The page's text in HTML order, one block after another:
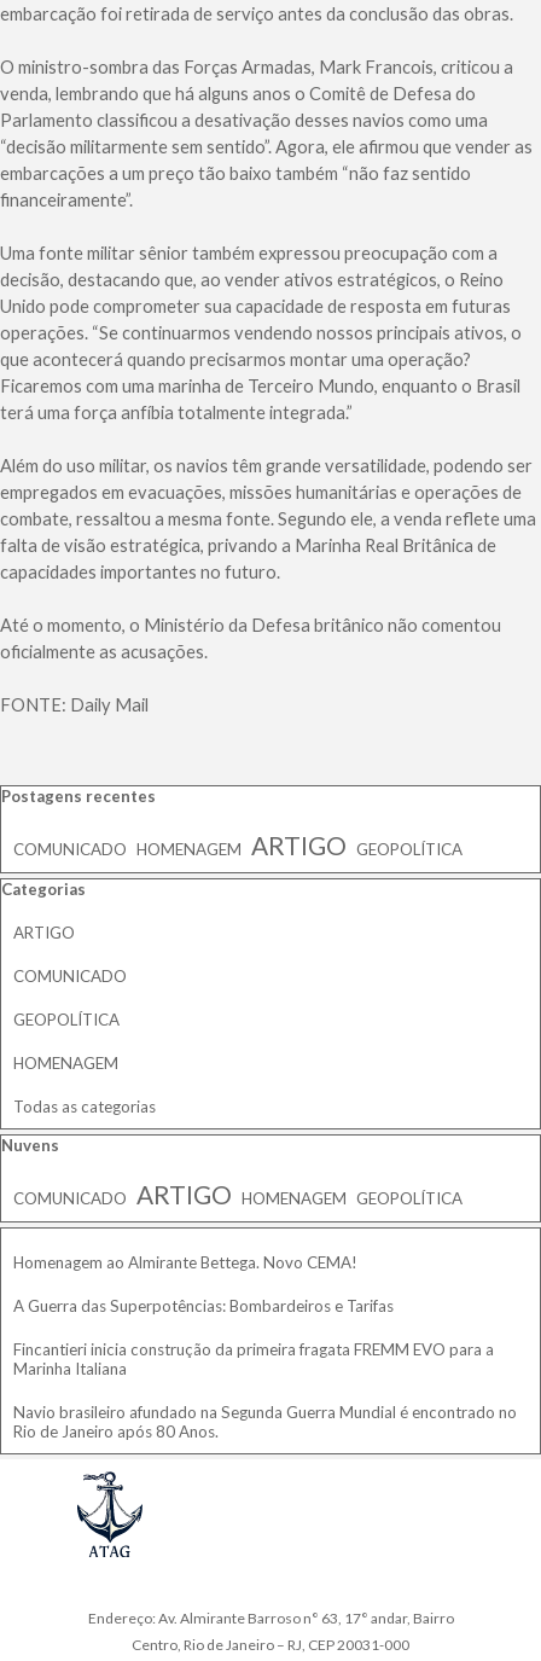
embarcação foi retirada de serviço antes da conclusão das obras.
O ministro-sombra das Forças Armadas, Mark Francois, criticou a
venda, lembrando que há alguns anos o Comitê de Defesa do
Parlamento classificou a desativação desses navios como uma
“decisão militarmente sem sentido”. Agora, ele afirmou que vender as
embarcações a um preço tão baixo também “não faz sentido
financeiramente”.
Uma fonte militar sênior também expressou preocupação com a
decisão, destacando que, ao vender ativos estratégicos, o Reino
Unido pode comprometer sua capacidade de resposta em futuras
operações. “Se continuarmos vendendo nossos principais ativos, o
que acontecerá quando precisarmos montar uma operação?
Ficaremos com uma marinha de Terceiro Mundo, enquanto o Brasil
terá uma força anfíbia totalmente integrada.”
Além do uso militar, os navios têm grande versatilidade, podendo ser
empregados em evacuações, missões humanitárias e operações de
combate, ressaltou a mesma fonte. Segundo ele, a venda reflete uma
falta de visão estratégica, privando a Marinha Real Britânica de
capacidades importantes no futuro.
Até o momento, o Ministério da Defesa britânico não comentou
oficialmente as acusações.
FONTE: Daily Mail
Pular bloco Postagens recentes
Postagens recentes
COMUNICADO HOMENAGEM ARTIGO GEOPOLÍTICA
Pular bloco Categorias
Categorias
ARTIGO
COMUNICADO
GEOPOLÍTICA
HOMENAGEM
Todas as categorias
Pular bloco Nuvens
Nuvens
COMUNICADO ARTIGO HOMENAGEM GEOPOLÍTICA
Homenagem ao Almirante Bettega. Novo CEMA!
A Guerra das Superpotências: Bombardeiros e Tarifas
Fincantieri inicia construção da primeira fragata FREMM EVO para a
Marinha Italiana
Navio brasileiro afundado na Segunda Guerra Mundial é encontrado no
Rio de Janeiro após 80 Anos.
Endereço: Av. Almirante Barroso n° 63, 17° andar, Bairro
Centro, Rio de Janeiro – RJ, CEP 20031-000